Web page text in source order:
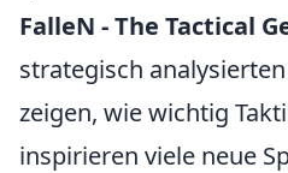
FalleN - The Tactical
strategisch
zeigen, wie wichtig
inspirieren viele neue